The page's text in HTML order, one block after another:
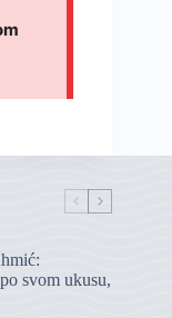
svom ukusu,